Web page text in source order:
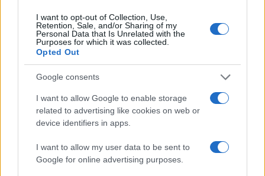
I want to opt-out of Collection, Use,
Retention, Sale, and/or Sharing of my
Personal Data that Is Unrelated with the
Purposes for which it was collected.
Opted Out
Google consents
I want to allow Google to enable storage
related to advertising like cookies on web or
device identifiers in apps.
I want to allow my user data to be sent to
Google for online advertising purposes.
BELLEZZA